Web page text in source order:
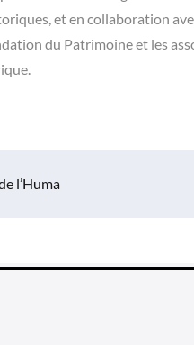
et en collaboration
du Patrimoine et les
l’Huma